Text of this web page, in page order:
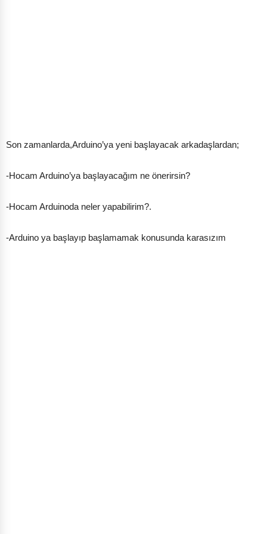
Son zamanlarda,Arduino’ya yeni başlayacak arkadaşlardan;
-Hocam Arduino’ya başlayacağım ne önerirsin?
-Hocam Arduinoda neler yapabilirim?.
-Arduino ya başlayıp başlamamak konusunda karasızım